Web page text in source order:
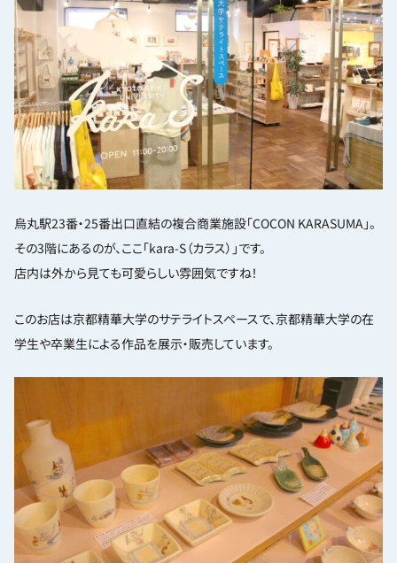
烏丸駅23番・25番出口直結の複合商業施設「COCON KARASUMA」。
その3階にあるのが、ここ「kara-S（カラス）」です。
店内は外から見ても可愛らしい雰囲気ですね！
このお店は京都精華大学のサテライトスペースで、京都精華大学の在
学生や卒業生による作品を展示・販売しています。